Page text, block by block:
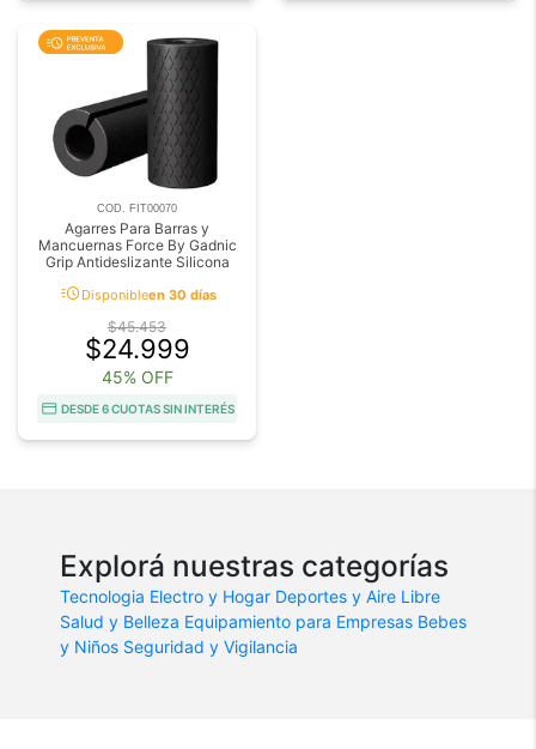
COD. FIT00070
Agarres Para Barras y
Mancuernas Force By Gadnic
Grip Antideslizante Silicona
acuteDisponibleen 30 días
$45.453
$24.999
45% OFF
DESDE 6 CUOTAS SIN INTERÉS
Explorá nuestras categorías
Tecnologia Electro y Hogar Deportes y Aire Libre
Salud y Belleza Equipamiento para Empresas Bebes
y Niños Seguridad y Vigilancia